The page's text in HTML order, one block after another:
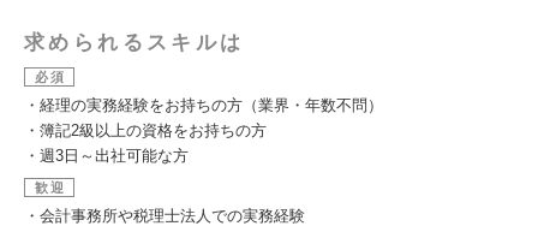
求められるスキルは
必須
・経理の実務経験をお持ちの方（業界・年数不問）
・簿記2級以上の資格をお持ちの方
・週3日～出社可能な方
歓迎
・会計事務所や税理士法人での実務経験